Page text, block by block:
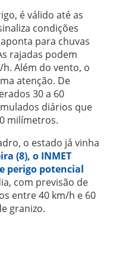
é válido até as
condições
para chuvas
rajadas podem
Além do vento, o
atenção. De
30 a 60
diários que
milímetros.
o estado já vinha
(8), o INMET
perigo potencial
com previsão de
entre 40 km/h e 60
granizo.